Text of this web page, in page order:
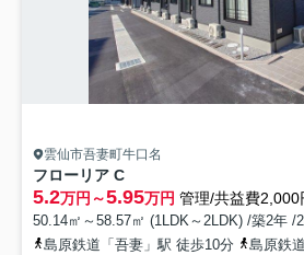
雲仙市吾妻町牛口名
フローリア C
5.2万円～5.95万円 管理/共益費2,000
50.14㎡～58.57㎡ (1LDK～2LDK) /築2年 /
島原鉄道「吾妻」駅 徒歩10分
島原鉄